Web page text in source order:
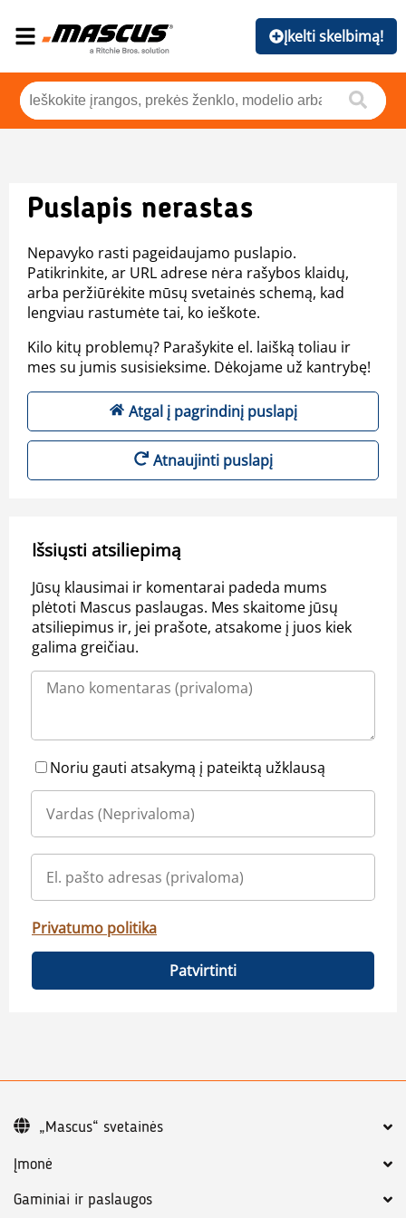
Įkelti skelbimą!
Puslapis nerastas
Nepavyko rasti pageidaujamo puslapio.
Patikrinkite, ar URL adrese nėra rašybos klaidų,
arba peržiūrėkite mūsų svetainės schemą, kad
lengviau rastumėte tai, ko ieškote.
Kilo kitų problemų? Parašykite el. laišką toliau ir
mes su jumis susisieksime. Dėkojame už kantrybę!
Atgal į pagrindinį puslapį
Atnaujinti puslapį
Išsiųsti atsiliepimą
Jūsų klausimai ir komentarai padeda mums
plėtoti Mascus paslaugas. Mes skaitome jūsų
atsiliepimus ir, jei prašote, atsakome į juos kiek
galima greičiau.
Noriu gauti atsakymą į pateiktą užklausą
Privatumo politika
Patvirtinti
Įmonė
Gaminiai ir paslaugos
„Mascus“ svetainės